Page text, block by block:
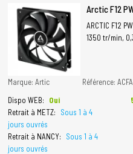
Arctic F12
ARCTIC F12
1350 tr/min,
Marque: Artic Référence:
Dispo WEB:
Oui
Retrait à METZ:
Sous 1 à 4
jours ouvrés
Retrait à NANCY:
Sous 1 à 4
jours ouvrés